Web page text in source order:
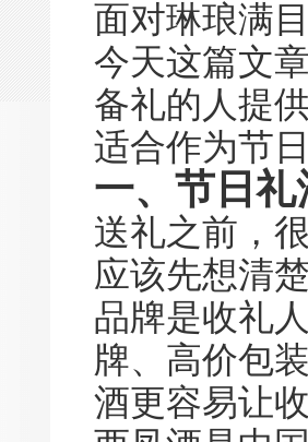
面对琳琅满
今天这篇文
备礼的人提
适合作为节
一、节日
送礼之前，
应该先想清
品牌是收礼
牌、高价包
酒更容易让